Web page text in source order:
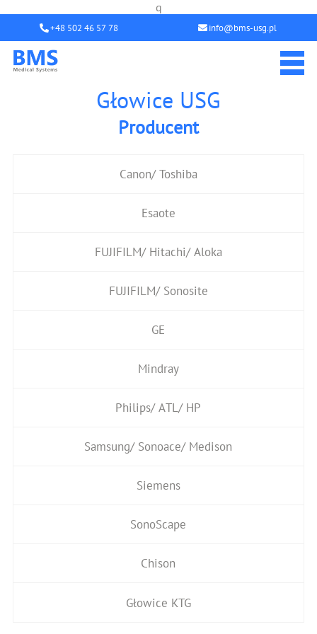
q
+48 502 46 57 78 info@bms-usg.pl
Głowice USG
Producent
Canon/ Toshiba
Esaote
FUJIFILM/ Hitachi/ Aloka
FUJIFILM/ Sonosite
GE
Mindray
Philips/ ATL/ HP
Samsung/ Sonoace/ Medison
Siemens
SonoScape
Chison
Głowice KTG